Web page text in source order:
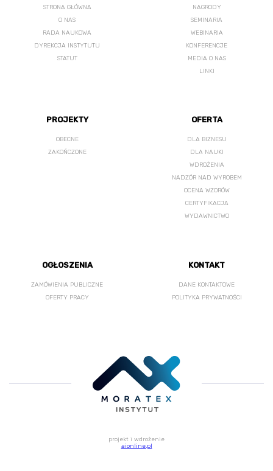
STRONA GŁÓWNA
O NAS
RADA NAUKOWA
DYREKCJA INSTYTUTU
STATUT
NAGRODY
SEMINARIA
WEBINARIA
KONFERENCJE
MEDIA O NAS
LINKI
PROJEKTY
OBECNE
ZAKOŃCZONE
OFERTA
DLA BIZNESU
DLA NAUKI
WDROŻENIA
NADZÓR NAD WYROBEM
OCENA WZORÓW
CERTYFIKACJA
WYDAWNICTWO
OGŁOSZENIA
ZAMÓWIENIA PUBLICZNE
OFERTY PRACY
KONTAKT
DANE KONTAKTOWE
POLITYKA PRYWATNOŚCI
projekt i wdrożenie
aionline.pl